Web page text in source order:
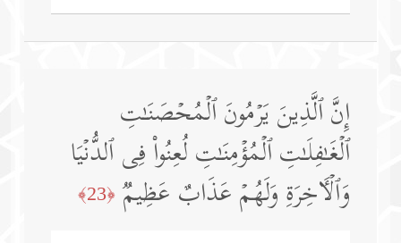
إِنَّ ٱلَّذِینَ یَرۡمُونَ ٱلۡمُحۡصَنَـٰتِ
ٱلۡغَـٰفِلَـٰتِ ٱلۡمُؤۡمِنَـٰتِ لُعِنُوا۟ فِی ٱلدُّنۡیَا
وَٱلۡـَٔاخِرَةِ وَلَهُمۡ عَذَابٌ عَظِیمࣱ ﴿23﴾